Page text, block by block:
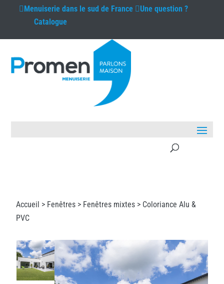
Menuiseriedans le sud de France
Une question ?
Catalogue
Accueil > Fenêtres > Fenêtres mixtes > Coloriance Alu &
PVC